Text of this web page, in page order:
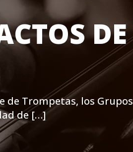
de Trompetas, los
de […]